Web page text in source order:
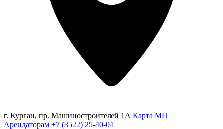
г. Курган, пр. Машиностроителей 1А Карта МЦ
Арендаторам +7 (3522) 25-40-04